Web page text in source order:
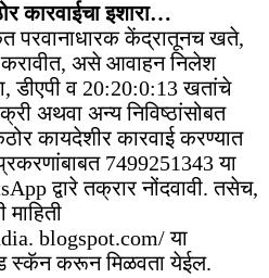
कारवाईचा इशारा…
परवानाधारक केंद्रातूनच खते,
असे आवाहन निलेश
डीएपी व 20:20:0:13 खतांचे
अथवा अन्य निविष्ठांसोबत
कायदेशीर कारवाई करण्यात
7499251343 या
द्वारे तक्रार नोंदवावी. तसेच,
blogspot.com/ या
स्कॅन करून मिळवता येईल.